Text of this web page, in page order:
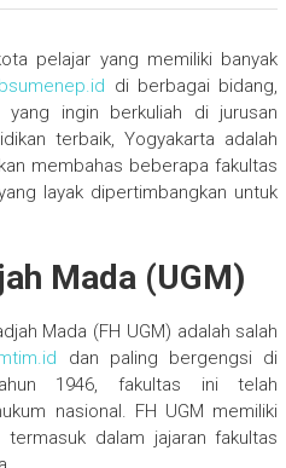
pelajar yang memiliki banyak
di berbagai bidang,
yang ingin berkuliah di jurusan
terbaik, Yogyakarta adalah
membahas beberapa fakultas
layak dipertimbangkan untuk
Mada (UGM)
Mada (FH UGM) adalah salah
dan paling bergengsi di
1946, fakultas ini telah
nasional. FH UGM memiliki
dalam jajaran fakultas